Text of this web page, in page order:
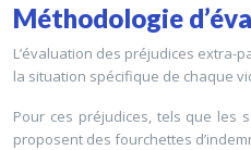
Méthodologie
L’évaluation des préjudices
la situation spécifique de chaque
Pour ces préjudices, tels que les
proposent des fourchettes